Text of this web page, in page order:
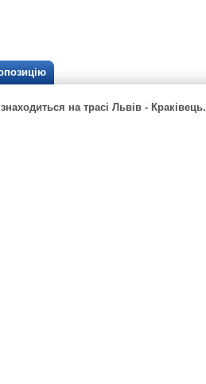
на трасі Львів - Краківець.